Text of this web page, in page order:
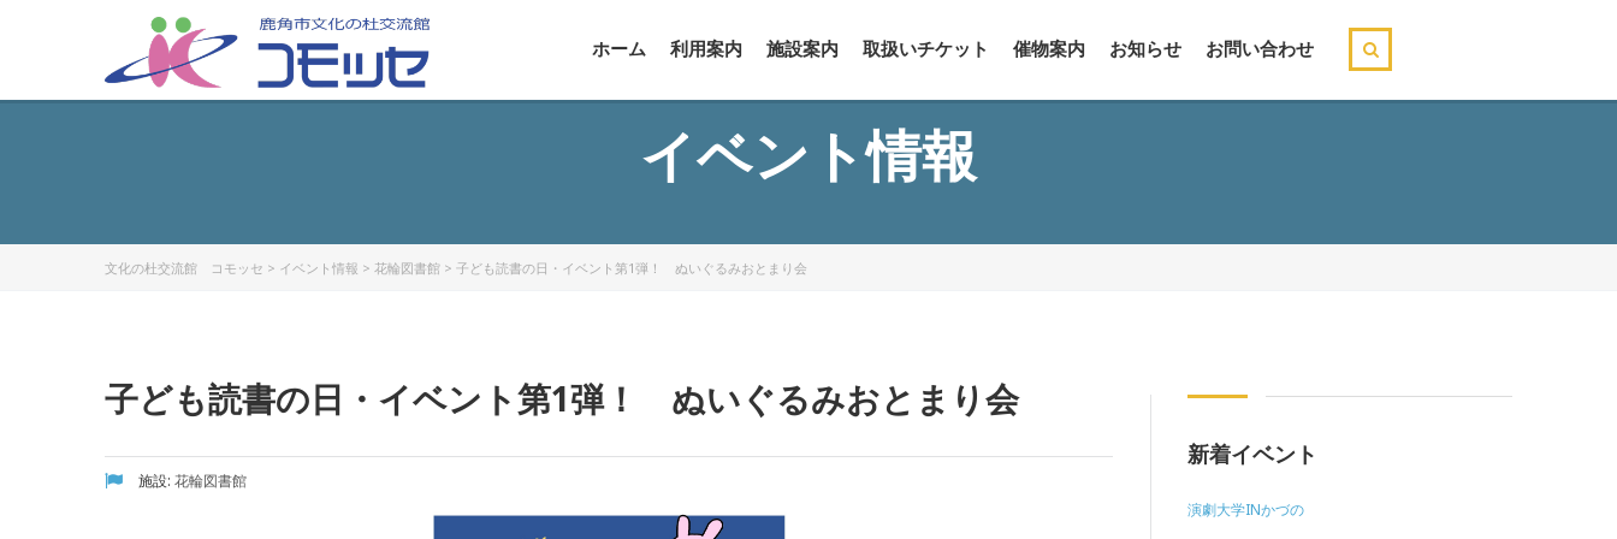
ホーム 利用案内 施設案内 取扱いチケット 催物案内 お知らせ お問い合わせ
イベント情報
文化の杜交流館 コモッセ > イベント情報 > 花輪図書館 > 子ども読書の日・イベント第1弾！ ぬいぐるみおとまり会
子ども読書の日・イベント第1弾！ ぬいぐるみおとまり会
施設: 花輪図書館
新着イベント
演劇大学INかづの